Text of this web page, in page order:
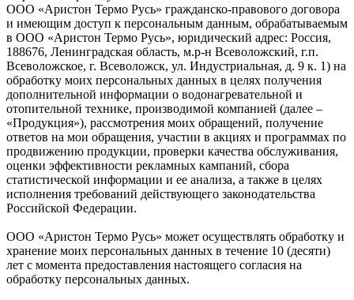
ООО «Аристон Термо Русь» гражданско-правового договора
и имеющим доступ к персональным данным, обрабатываемым
в ООО «Аристон Термо Русь», юридический адрес: Россия,
188676, Ленинградская область, м.р-н Всеволожский, г.п.
Всеволожское, г. Всеволожск, ул. Индустриальная, д. 9 к. 1) на
обработку моих персональных данных в целях получения
дополнительной информации о водонагревательной и
отопительной технике, производимой компанией (далее –
«Продукция»), рассмотрения моих обращений, получение
ответов на мои обращения, участии в акциях и программах по
продвижению продукции, проверки качества обслуживания,
оценки эффективности рекламных кампаний, сбора
статистической информации и ее анализа, а также в целях
исполнения требований действующего законодательства
Российской Федерации.
ООО «Аристон Термо Русь» может осуществлять обработку и
хранение моих персональных данных в течение 10 (десяти)
лет с момента предоставления настоящего согласия на
обработку персональных данных.